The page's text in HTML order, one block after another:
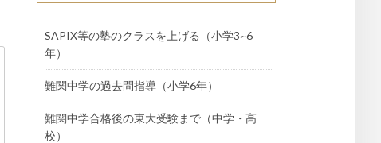
SAPIX等の塾のクラスを上げる（小学3~6
年）
難関中学の過去問指導（小学6年）
難関中学合格後の東大受験まで（中学・高
校）